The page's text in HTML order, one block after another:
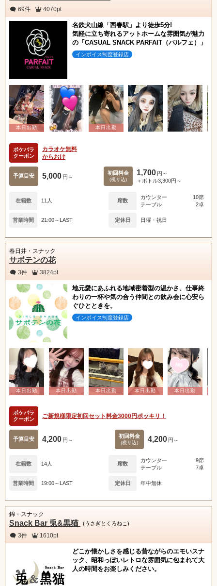
69件 4070pt
名鉄犬山線「西春駅」より徒歩5分!
気軽に立ち寄れるアットホームな雰囲気が魅力
の「CASUAL SNACK PARFAIT（パルフェ）」
インボイス制度登録店
ポケパラ
クーポン
カラオケ無料
からおけ
予算目安 5,000 円～
初回料金
(税サ込)
1,700 円～
＋ボトル3,300円～
在籍数 11人 席数
カウンター
10席
テーブル
2卓
営業時間 21:00～LAST 定休日 日曜・祝日
春日井・スナック
サボテンの花
3件 3824pt
地元愛にあふれる地域密着型の温かさ、仕事終
わりの一杯や気の合う仲間との飲み会に心安ら
ぐひとときを。
インボイス制度登録店
ポケパラ
クーポン
ご新規様限定初回セット料金3000円ポッキリ！
予算目安 4,200 円～
初回料金
(税サ込) 4,200 円～
在籍数 14人 席数
カウンター
9席
テーブル
7卓
営業時間 19:00～LAST 定休日 年中無休
錦・スナック
Snack Bar 兎&黒猫 (うさぎとくろねこ)
3件 1610pt
どこか懐かしさを感じる昔ながらのエモいスナ
ック、昭和っぽいレトロな雰囲気に包まれて大
人の時間をお楽しみください。
女の子ログイン
店舗ログイン
新規会員登録
関東
関西
中四国
沖縄